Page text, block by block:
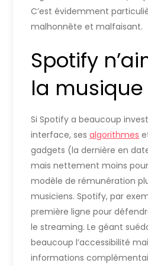
C’est évidemment
malhonnête et malfaisant.
Spotify
la musique
Si Spotify a beaucoup
interface, sesalgorithmes
gadgets (la dernière en
mais nettement moins
modèle de rémunération
musiciens. Spotify, par
première ligne pour
le streaming. Le géant
beaucoup l’accessibilité
informations